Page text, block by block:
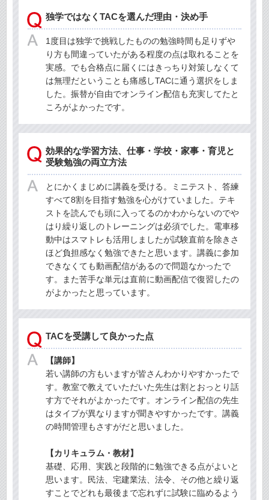
独学ではなくTACを選んだ理由・決め手
1度目は独学で挑戦したものの勉強時間も足りずや
り方も間違っていたがある程度の点は取れることを
実感。でも合格点に届くにはきっちり対策しなくて
は無理だということも痛感しTACに通う選択をしま
した。振替が自由でオンライン配信も充実してたと
ころがよかったです。
効果的な学習方法、仕事・学校・家事・育児と
受験勉強の両立方法
とにかくまじめに講義を受ける。ミニテスト、答練
すべて8割を目指す勉強を心がけていました。テキ
ストを読んでも頭に入ってるのかわからないのでや
はり繰り返しのトレーニングは必須でした。電車移
動中はスマトレも活用しましたが試験直前を除きさ
ほど負担感なく勉強できたと思います。講義に参加
できなくても動画配信があるので問題なかったで
す。また苦手な単元は直前に動画配信で復習したの
がよかったと思っています。
TACを受講して良かった点
【講師】
若い講師の方もいますが皆さんわかりやすかったで
す。教室で教えていただいた先生は割とおっとり話
す方でそれがよかったです。オンライン配信の先生
はタイプが異なりますが聞きやすかったです。講義
の時間管理もさすがだと思いました。
【カリキュラム・教材】
基礎、応用、実践と段階的に勉強できる点がよいと
思います。民法、宅建業法、法令、その他と繰り返
すことでどれも最後まで忘れずに試験に臨めるよう